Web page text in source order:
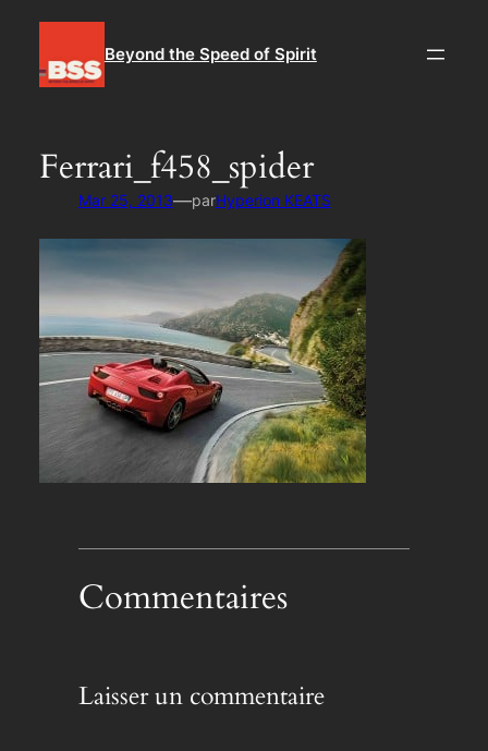
contenu
Beyond the Speed of Spirit
Ferrari_f458_spider
Mar 25, 2013—parHyperion KEATS
Commentaires
Laisser un commentaire